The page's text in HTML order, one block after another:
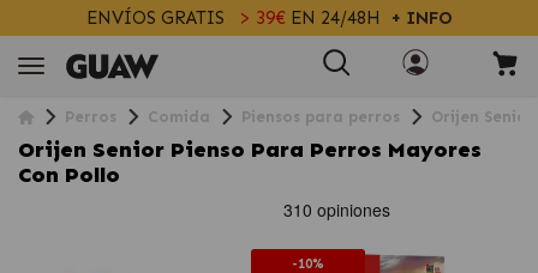
ENVÍOS GRATIS > 39€EN 24/48H + INFO
Perros Comida Piensos para perros Orijen
Orijen Senior Pienso Para Perros Mayores
Con Pollo
-10%